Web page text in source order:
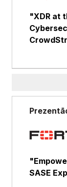
"XDR at
SASE